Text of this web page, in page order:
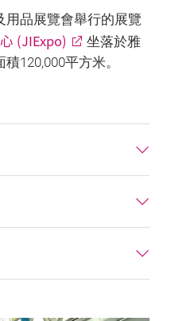
用品展覽會舉行的展覽
(JIExpo)
坐落於雅
120,000平方米。